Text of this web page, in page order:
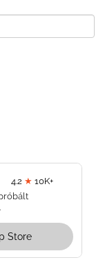
4.2 ★ 10K+
Store